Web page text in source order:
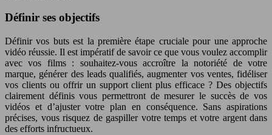
Définir ses objectifs
Définir vos buts est la première étape cruciale pour une approche
vidéo réussie. Il est impératif de savoir ce que vous voulez accomplir
avec vos films : souhaitez-vous accroître la notoriété de votre
marque, générer des leads qualifiés, augmenter vos ventes, fidéliser
vos clients ou offrir un support client plus efficace ? Des objectifs
clairement définis vous permettront de mesurer le succès de vos
vidéos et d’ajuster votre plan en conséquence. Sans aspirations
précises, vous risquez de gaspiller votre temps et votre argent dans
des efforts infructueux.